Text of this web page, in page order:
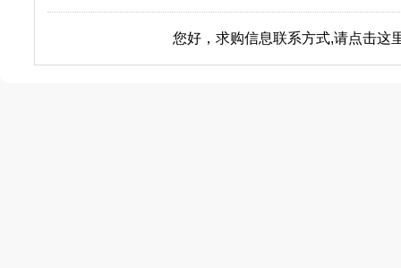
您好，求购信息联系方式,请点击这